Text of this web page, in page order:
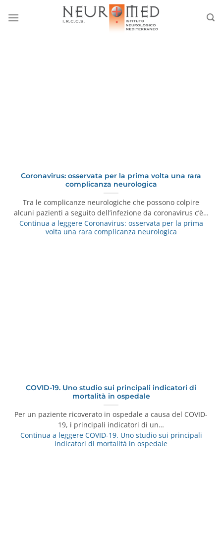
Coronavirus: osservata per la prima volta una rara
complicanza neurologica
Tra le complicanze neurologiche che possono colpire
alcuni pazienti a seguito dell’infezione da coronavirus c’è…
Continua a leggereCoronavirus: osservata per la prima
volta una rara complicanza neurologica
COVID-19. Uno studio sui principali indicatori di
mortalità in ospedale
Per un paziente ricoverato in ospedale a causa del COVID-
19, i principali indicatori di un…
Continua a leggereCOVID-19. Uno studio sui principali
indicatori di mortalità in ospedale